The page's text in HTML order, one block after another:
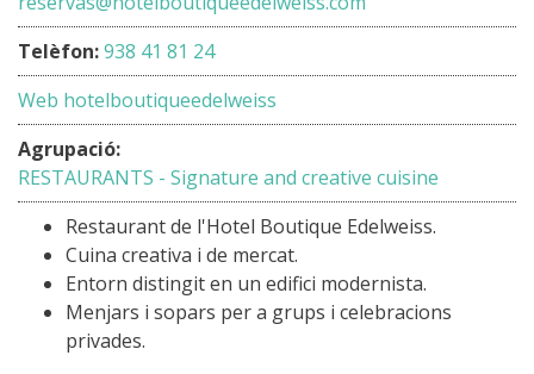
Telèfon:938 41 81 24
Web hotelboutiqueedelweiss
Agrupació:
RESTAURANTS - Signature and creative cuisine
Restaurant de l'Hotel Boutique Edelweiss.
Cuina creativa i de mercat.
Entorn distingit en un edifici modernista.
Menjars i sopars per a grups i celebracions
privades.